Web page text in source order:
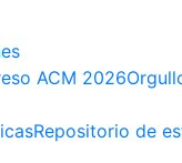
ACM 2026
Repositorio de